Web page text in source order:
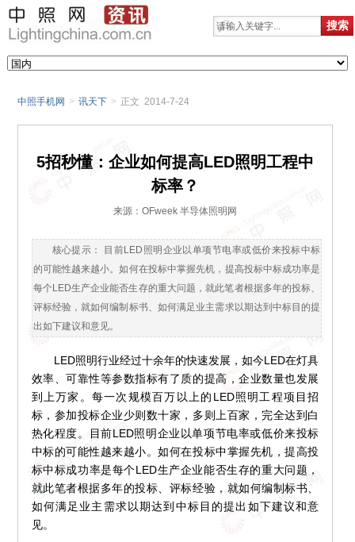
中照手机网 > 讯天下 > 正文 2014-7-24
5招秒懂：企业如何提高LED照明工程中
标率？
来源：OFweek 半导体照明网
核心提示： 目前LED照明企业以单项节电率或低价来投标中标
的可能性越来越小。如何在投标中掌握先机，提高投标中标成功率是
每个LED生产企业能否生存的重大问题，就此笔者根据多年的投标、
评标经验，就如何编制标书、如何满足业主需求以期达到中标目的提
出如下建议和意见。
LED照明行业经过十余年的快速发展，如今LED在灯具
效率、可靠性等参数指标有了质的提高，企业数量也发展
到上万家。每一次规模百万以上的LED照明工程项目招
标，参加投标企业少则数十家，多则上百家，完全达到白
热化程度。目前LED照明企业以单项节电率或低价来投标
中标的可能性越来越小。如何在投标中掌握先机，提高投
标中标成功率是每个LED生产企业能否生存的重大问题，
就此笔者根据多年的投标、评标经验，就如何编制标书、
如何满足业主需求以期达到中标目的提出如下建议和意
见。